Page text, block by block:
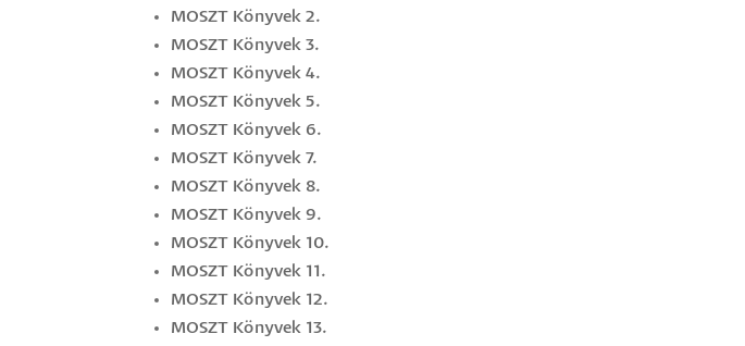
MOSZT Könyvek 2.
MOSZT Könyvek 3.
MOSZT Könyvek 4.
MOSZT Könyvek 5.
MOSZT Könyvek 6.
MOSZT Könyvek 7.
MOSZT Könyvek 8.
MOSZT Könyvek 9.
MOSZT Könyvek 10.
MOSZT Könyvek 11.
MOSZT Könyvek 12.
MOSZT Könyvek 13.